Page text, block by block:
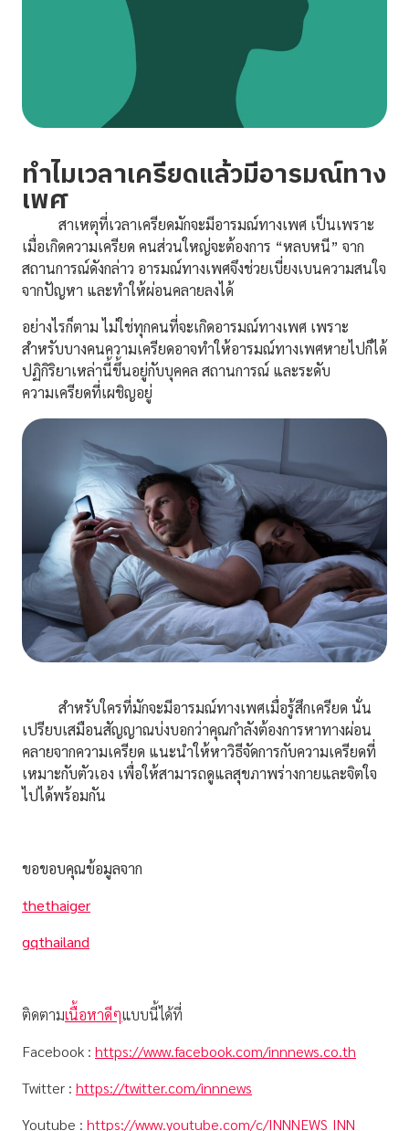
ทำไมเวลาเครียดแล้วมีอารมณ์ทาง
เพศ
สาเหตุที่เวลาเครียดมักจะมีอารมณ์ทางเพศ เป็นเพราะ
เมื่อเกิดความเครียด คนส่วนใหญ่จะต้องการ “หลบหนี” จาก
สถานการณ์ดังกล่าว อารมณ์ทางเพศจึงช่วยเบี่ยงเบนความสนใจ
จากปัญหา และทำให้ผ่อนคลายลงได้
อย่างไรก็ตาม ไม่ใช่ทุกคนที่จะเกิดอารมณ์ทางเพศ เพราะ
สำหรับบางคนความเครียดอาจทำให้อารมณ์ทางเพศหายไปก็ได้
ปฏิกิริยาเหล่านี้ขึ้นอยู่กับบุคคล สถานการณ์ และระดับ
ความเครียดที่เผชิญอยู่
สำหรับใครที่มักจะมีอารมณ์ทางเพศเมื่อรู้สึกเครียด นั่น
เปรียบเสมือนสัญญาณบ่งบอกว่าคุณกำลังต้องการหาทางผ่อน
คลายจากความเครียด แนะนำให้หาวิธีจัดการกับความเครียดที่
เหมาะกับตัวเอง เพื่อให้สามารถดูแลสุขภาพร่างกายและจิตใจ
ไปได้พร้อมกัน
ขอขอบคุณข้อมูลจาก
thethaiger
gqthailand
ติดตามเนื้อหาดีๆแบบนี้ได้ที่
Facebook : https://www.facebook.com/innnews.co.th
Twitter : https://twitter.com/innnews
Youtube : https://www.youtube.com/c/INNNEWS_INN